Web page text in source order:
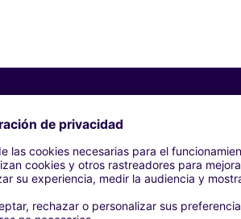
Agencias